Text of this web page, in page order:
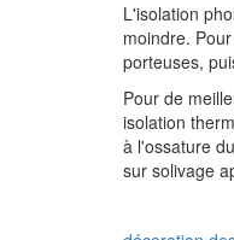
L'isolation
moindre.
porteuses,
Pour de
isolation
à l'ossature
sur solivage